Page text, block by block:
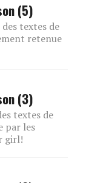
(5)
textes de
retenue
(3)
textes de
par les
girl!